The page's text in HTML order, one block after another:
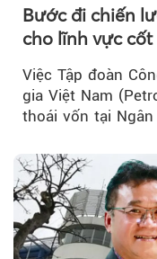
Bước đi chiến
cho lĩnh vực cốt
Việc Tập đoàn
gia Việt Nam
thoái vốn tại